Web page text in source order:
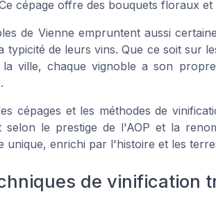
cépage offre des bouquets floraux
de Vienne empruntent aussi
typicité de leurs vins. Que ce soit sur
ville, chaque vignoble a son
cépages et les méthodes de
selon le prestige de l'AOP et la
unique, enrichi par l'histoire et les
de vinification